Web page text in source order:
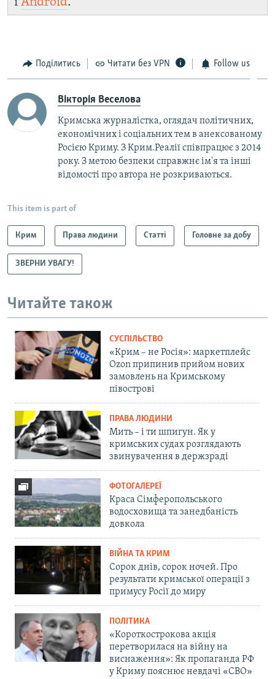
Поділитись Читати без VPN Follow us
Вікторія Веселова
Кримська журналістка, оглядач політичних,
економічних і соціальних тем в анексованому
Росією Криму. З Крим.Реалії співпрацює з 2014
року. З метою безпеки справжнє ім'я та інші
відомості про автора не розкриваються.
This item is part of
Крим Права людини Статті Головне за добу
ЗВЕРНИ УВАГУ!
Читайте також
СУСПІЛЬСТВО
«Крим – не Росія»: маркетплейс
Ozon припинив прийом нових
замовлень на Кримському
півострові
ПРАВА ЛЮДИНИ
Мить – і ти шпигун. Як у
кримських судах розглядають
звинувачення в держзраді
ФОТОГАЛЕРЕЇ
Краса Сімферопольського
водосховища та занедбаність
довкола
ВІЙНА ТА КРИМ
Сорок днів, сорок ночей. Про
результати кримської операції з
примусу Росії до миру
ПОЛІТИКА
«Короткострокова акція
перетворилася на війну на
виснаження»: Як пропаганда РФ
у Криму пояснює невдачі «СВО»